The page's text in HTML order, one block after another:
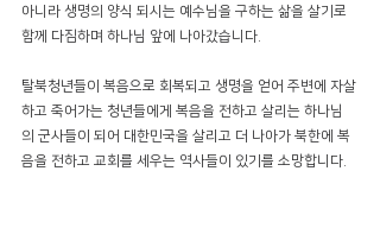
아니라 생명의 양식 되시는 예수님을 구하는 삶을 살기로
함께 다짐하며 하나님 앞에 나아갔습니다.
탈북청년들이 복음으로 회복되고 생명을 얻어 주변에 자살
하고 죽어가는 청년들에게 복음을 전하고 살리는 하나님
의 군사들이 되어 대한민국을 살리고 더 나아가 북한에 복
음을 전하고 교회를 세우는 역사들이 있기를 소망합니다.